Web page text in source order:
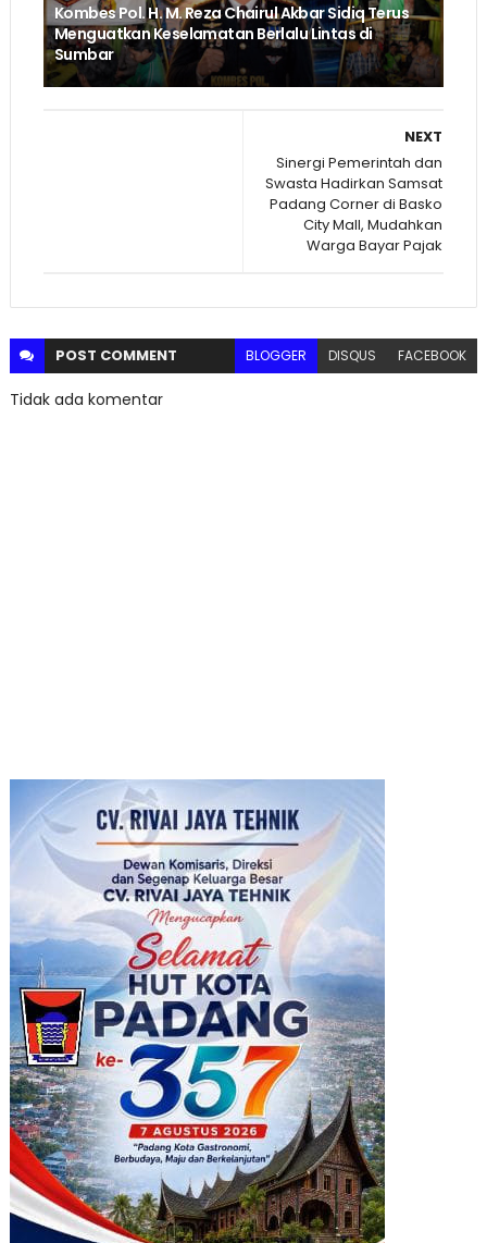
Kombes Pol. H. M. Reza Chairul Akbar Sidiq Terus
Menguatkan Keselamatan Berlalu Lintas di
Sumbar
NEXT
Sinergi Pemerintah dan
Swasta Hadirkan Samsat
Padang Corner di Basko
City Mall, Mudahkan
Warga Bayar Pajak
POST COMMENT BLOGGER DISQUS FACEBOOK
Tidak ada komentar